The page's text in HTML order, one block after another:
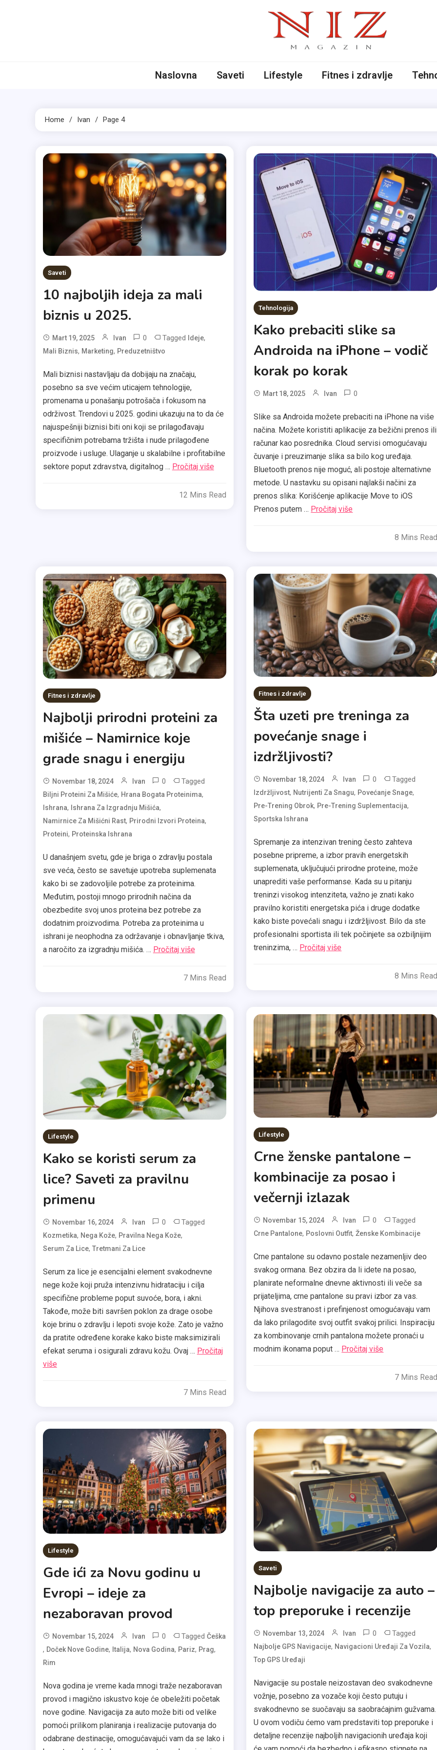
Naslovna Saveti Lifestyle Fitnes i zdravlje
Home Ivan Page 4
Saveti
10 najboljih ideja za mali
biznis u 2025.
Mart 19, 2025 Ivan 0 Tagged Ideje,
Mali Biznis, Marketing, Preduzetništvo
Mali biznisi nastavljaju da dobijaju na značaju,
posebno sa sve većim uticajem tehnologije,
promenama u ponašanju potrošača i fokusom na
održivost. Trendovi u 2025. godini ukazuju na to da će
najuspešniji biznisi biti oni koji se prilagođavaju
specifičnim potrebama tržišta i nude prilagođene
proizvode i usluge. Ulaganje u skalabilne i profitabilne
sektore poput zdravstva, digitalnog … Pročitaj više
12 Mins Read
Tehnologija
Kako prebaciti slike sa
Androida na iPhone – vodič
korak po korak
Mart 18, 2025 Ivan 0
Slike sa Androida možete prebaciti na iPhone na više
načina. Možete koristiti aplikacije za bežični prenos ili
računar kao posrednika. Cloud servisi omogućavaju
čuvanje i preuzimanje slika sa bilo kog uređaja.
Bluetooth prenos nije moguć, ali postoje alternativne
metode. U nastavku su opisani najlakši načini za
prenos slika: Korišćenje aplikacije Move to iOS
Prenos putem … Pročitaj više
8 Mins Read
Fitnes i zdravlje
Najbolji prirodni proteini za
mišiće – Namirnice koje
grade snagu i energiju
Novembar 18, 2024 Ivan 0 Tagged
Biljni Proteini Za Mišiće, Hrana Bogata Proteinima,
Ishrana, Ishrana Za Izgradnju Mišića,
Namirnice Za Mišićni Rast, Prirodni Izvori Proteina,
Proteini, Proteinska Ishrana
U današnjem svetu, gde je briga o zdravlju postala
sve veća, često se savetuje upotreba suplemenata
kako bi se zadovoljile potrebe za proteinima.
Međutim, postoji mnogo prirodnih načina da
obezbedite svoj unos proteina bez potrebe za
dodatnim proizvodima. Potreba za proteinima u
ishrani je neophodna za održavanje i obnavljanje tkiva,
a naročito za izgradnju mišića. … Pročitaj više
7 Mins Read
Fitnes i zdravlje
Šta uzeti pre treninga za
povećanje snage i
izdržljivosti?
Novembar 18, 2024 Ivan 0 Tagged
Izdržljivost, Nutrijenti Za Snagu, Povećanje Snage,
Pre-Trening Obrok, Pre-Trening Suplementacija,
Sportska Ishrana
Spremanje za intenzivan trening često zahteva
posebne pripreme, a izbor pravih energetskih
suplemenata, uključujući prirodne proteine, može
unaprediti vaše performanse. Kada su u pitanju
treninzi visokog intenziteta, važno je znati kako
pravilno koristiti energetska pića i druge dodatke
kako biste povećali snagu i izdržljivost. Bilo da ste
profesionalni sportista ili tek počinjete sa ozbiljnijim
treninzima, … Pročitaj više
8 Mins Read
Lifestyle
Kako se koristi serum za
lice? Saveti za pravilnu
primenu
Novembar 16, 2024 Ivan 0 Tagged
Kozmetika, Nega Kože, Pravilna Nega Kože,
Serum Za Lice, Tretmani Za Lice
Serum za lice je esencijalni element svakodnevne
nege kože koji pruža intenzivnu hidrataciju i cilja
specifične probleme poput suvoće, bora, i akni.
Takođe, može biti savršen poklon za drage osobe
koje brinu o zdravlju i lepoti svoje kože. Zato je važno
da pratite određene korake kako biste maksimizirali
efekat seruma i osigurali zdravu kožu. Ovaj … Pročitaj
više
7 Mins Read
Lifestyle
Crne ženske pantalone –
kombinacije za posao i
večernji izlazak
Novembar 15, 2024 Ivan 0 Tagged
Crne Pantalone, Poslovni Outfit,Ženske Kombinacije
Crne pantalone su odavno postale nezamenljiv deo
svakog ormana. Bez obzira da li idete na posao,
planirate neformalne dnevne aktivnosti ili veče sa
prijateljima, crne pantalone su pravi izbor za vas.
Njihova svestranost i prefinjenost omogućavaju vam
da lako prilagodite svoj outfit svakoj prilici. Inspiraciju
za kombinovanje crnih pantalona možete pronaći u
modnim ikonama poput … Pročitaj više
7 Mins Read
Lifestyle
Gde ići za Novu godinu u
Evropi – ideje za
nezaboravan provod
Novembar 15, 2024 Ivan 0 Tagged Češka
, Doček Nove Godine, Italija, Nova Godina, Pariz, Prag,
Rim
Nova godina je vreme kada mnogi traže nezaboravan
provod i magično iskustvo koje će obeležiti početak
nove godine. Navigacija za auto može biti od velike
pomoći prilikom planiranja i realizacije putovanja do
odabrane destinacije, omogućavajući vam da se lako i
Saveti
Najbolje navigacije za auto –
top preporuke i recenzije
Novembar 13, 2024 Ivan 0 Tagged
Najbolje GPS Navigacije, Navigacioni Uređaji Za Vozila,
Top GPS Uređaji
Navigacije su postale neizostavan deo svakodnevne
vožnje, posebno za vozače koji često putuju i
svakodnevno se suočavaju sa saobraćajnim gužvama.
U ovom vodiču ćemo vam predstaviti top preporuke i
detaljne recenzije najboljih navigacionih uređaja koji